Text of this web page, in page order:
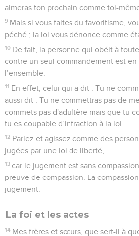
aimeras ton prochain comme toi-
9 Mais si vous faites du favoritisme,
péché ; la loi vous dénonce comme
10 De fait, la personne qui obéit à
contre un seul commandement est en
l’ensemble.
11 En effet, celui qui a dit : Tu ne
aussi dit : Tu ne commettras pas de
commets pas d'adultère mais que tu
tu es coupable d’infraction à la loi.
12 Parlez et agissez comme des
jugées par une loi de liberté,
13 car le jugement est sans
preuve de compassion. La
jugement.
La foi et les actes
14 Mes frères et sœurs, que sert-il à